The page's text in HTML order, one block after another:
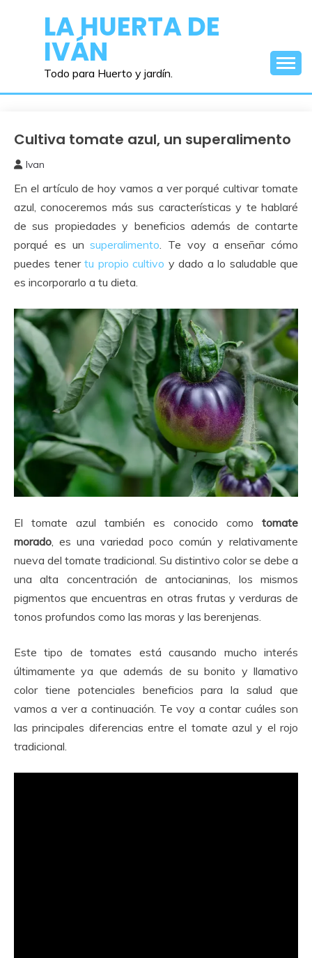
contenidoLA HUERTA DE
IVÁN
Todo para Huerto y jardín.
Huerto
Cultiva tomate azul, un superalimento
enero,
2025
Ivan
En el artículo de hoy vamos a ver porqué cultivar tomate
azul, conoceremos más sus características y te hablaré
de sus propiedades y beneficios además de contarte
porqué es unsuperalimento. Te voy a enseñar cómo
puedes tener tu propio cultivo y dado a lo saludable que
es incorporarlo a tu dieta.
El tomate azul también es conocido como tomate
morado, es una variedad poco común y relativamente
nueva del tomate tradicional. Su distintivo color se debe a
una alta concentración de antocianinas, los mismos
pigmentos que encuentras en otras frutas y verduras de
tonos profundos como las moras y las berenjenas.
Este tipo de tomates está causando mucho interés
últimamente ya que además de su bonito y llamativo
color tiene potenciales beneficios para la salud que
vamos a ver a continuación. Te voy a contar cuáles son
las principales diferencias entre el tomate azul y el rojo
tradicional.